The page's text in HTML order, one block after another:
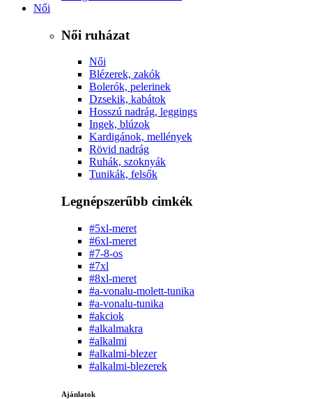
Női
Női ruházat
Női
Blézerek, zakók
Bolerók, pelerinek
Dzsekik, kabátok
Hosszú nadrág, leggings
Ingek, blúzok
Kardigánok, mellények
Rövid nadrág
Ruhák, szoknyák
Tunikák, felsők
Legnépszerűbb cimkék
#5xl-meret
#6xl-meret
#7-8-os
#7xl
#8xl-meret
#a-vonalu-molett-tunika
#a-vonalu-tunika
#akciok
#alkalmakra
#alkalmi
#alkalmi-blezer
#alkalmi-blezerek
Ajánlatok